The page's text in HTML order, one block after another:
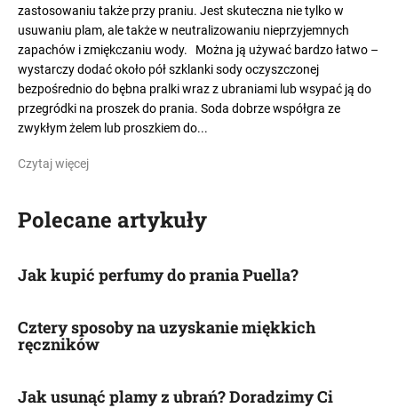
zastosowaniu także przy praniu. Jest skuteczna nie tylko w
usuwaniu plam, ale także w neutralizowaniu nieprzyjemnych
zapachów i zmiękczaniu wody. Można ją używać bardzo łatwo –
wystarczy dodać około pół szklanki sody oczyszczonej
bezpośrednio do bębna pralki wraz z ubraniami lub wsypać ją do
przegródki na proszek do prania. Soda dobrze współgra ze
zwykłym żelem lub proszkiem do...
Czytaj więcej
Polecane artykuły
Jak kupić perfumy do prania Puella?
Cztery sposoby na uzyskanie miękkich
ręczników
Jak usunąć plamy z ubrań? Doradzimy Ci